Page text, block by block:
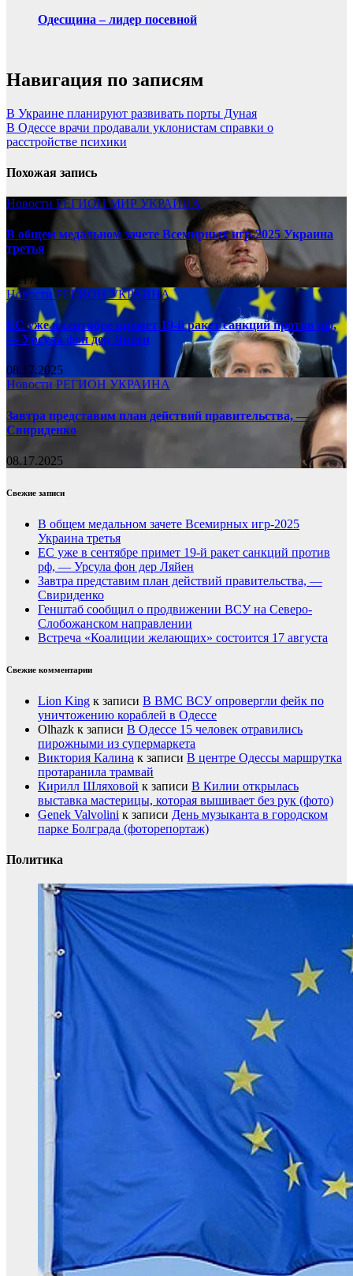
Одесщина – лидер посевной
Навигация по записям
В Украине планируют развивать порты Дуная
В Одессе врачи продавали уклонистам справки о
расстройстве психики
Похожая запись
Новости РЕГИОНМИР УКРАИНА
В общем медальном зачете Всемирных игр-2025 Украина
третья
08.17.2025
НовостиРЕГИОНУКРАИНА
ЕС уже в сентябре примет 19-й ракет санкций против рф,
— Урсула фон дер Ляйен
08.17.2025
Новости РЕГИОН УКРАИНА
Завтра представим план действий правительства, —
Свириденко
08.17.2025
Свежие записи
В общем медальном зачете Всемирных игр-2025
Украина третья
ЕС уже в сентябре примет 19-й ракет санкций против
рф, — Урсула фон дер Ляйен
Завтра представим план действий правительства, —
Свириденко
Генштаб сообщил о продвижении ВСУ на Северо-
Слобожанском направлении
Встреча «Коалиции желающих» состоится 17 августа
Свежие комментарии
Lion King к записи В ВМС ВСУ опровергли фейк по
уничтожению кораблей в Одессе
Olhazk к записи В Одессе 15 человек отравились
пирожными из супермаркета
Виктория Калина к записи В центре Одессы маршрутка
протаранила трамвай
Кирилл Шляховой к записи В Килии открылась
выставка мастерицы, которая вышивает без рук (фото)
Genek Valvolini к записи День музыканта в городском
парке Болграда (фоторепортаж)
Политика